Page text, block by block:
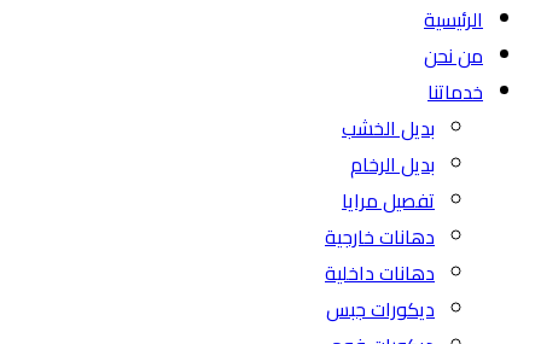
الرئيسية
من نحن
خدماتنا
بديل الخشب
بديل الرخام
تفصيل مرايا
دهانات خارجية
دهانات داخلية
ديكورات جبس